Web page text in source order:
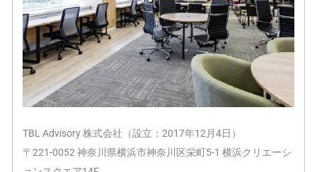
TBL Advisory 株式会社（設立：2017年12月4日）
〒221-0052 神奈川県横浜市神奈川区栄町5-1 横浜クリエーシ